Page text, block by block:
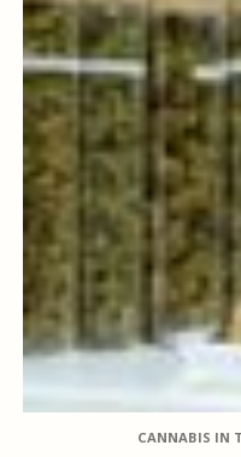
CANNABIS IN